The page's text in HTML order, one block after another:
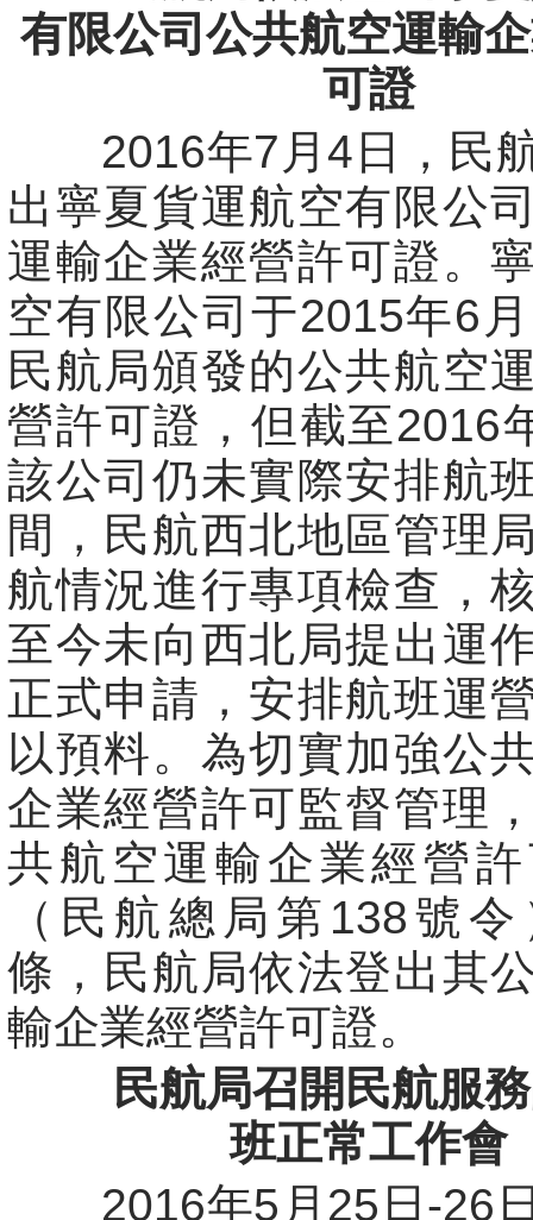
有限公司公共航空運輸
可證
2016年7月4日，民
出寧夏貨運航空有限公
運輸企業經營許可證。
空有限公司于2015年6
民航局頒發的公共航空
營許可證，但截至2016
該公司仍未實際安排航
間，民航西北地區管理
航情況進行專項檢查，
至今未向西北局提出運
正式申請，安排航班運
以預料。為切實加強公
企業經營許可監督管理
共航空運輸企業經營
（民航總局第138號
條，民航局依法登出其
輸企業經營許可證。
民航局召開民航服
班正常工作會
2016年5月25日-26